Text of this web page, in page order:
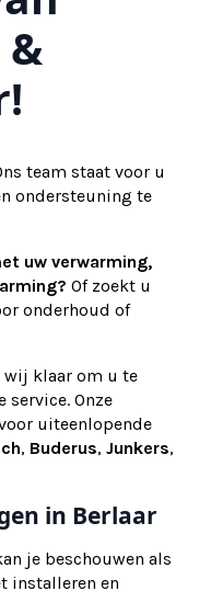
&
team staat voor u
ondersteuning te
uw verwarming,
Of zoekt u
onderhoud of
wij klaar om u te
service. Onze
uiteenlopende
, Buderus, Junkers,
in Berlaar
je beschouwen als
installeren en